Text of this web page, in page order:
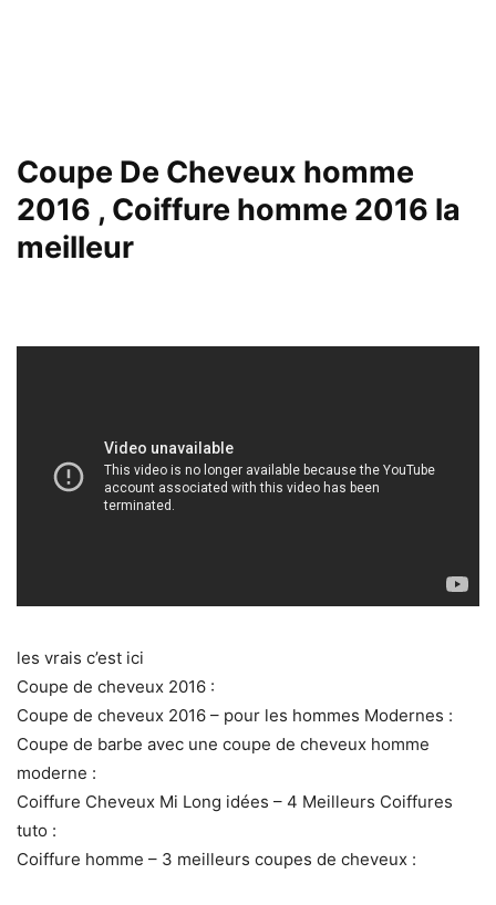
Coupe De Cheveux homme
2016 , Coiffure homme 2016 la
meilleur
les vrais c’est ici
Coupe de cheveux 2016 :
Coupe de cheveux 2016 – pour les hommes Modernes :
Coupe de barbe avec une coupe de cheveux homme
moderne :
Coiffure Cheveux Mi Long idées – 4 Meilleurs Coiffures
tuto :
Coiffure homme – 3 meilleurs coupes de cheveux :